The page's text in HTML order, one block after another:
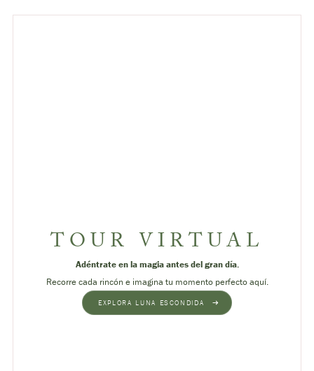
TOUR VIRTUAL
Adéntrate en la magia antes del gran día.
Recorre cada rincón e imagina tu momento perfecto aquí.
EXPLORA LUNA ESCONDIDA